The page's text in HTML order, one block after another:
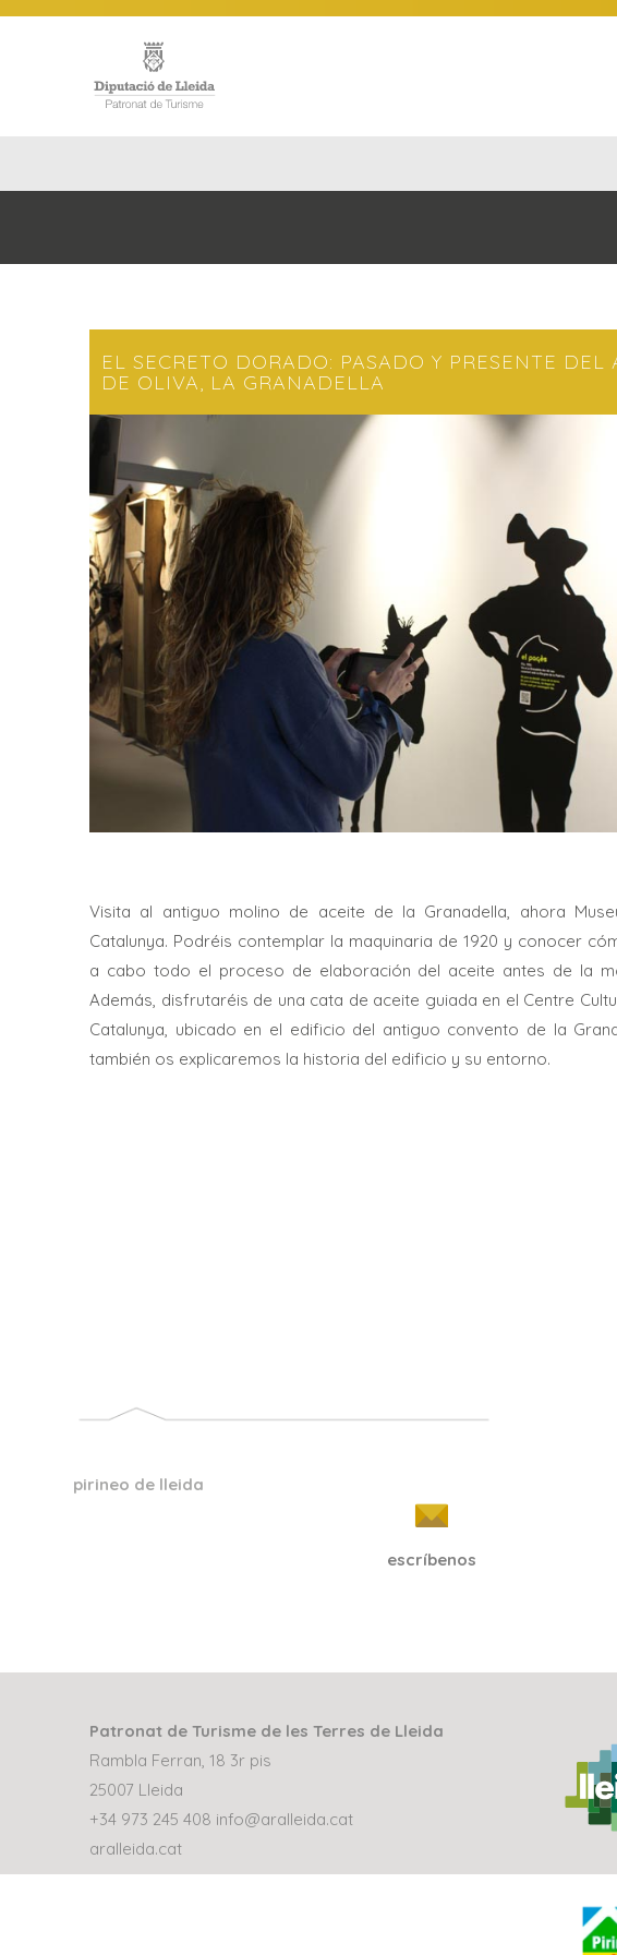
EL SECRETO DORADO: PASADO Y PRESENTE DEL
DE OLIVA, LA GRANADELLA
Visita al antiguo molino de aceite de la Granadella, ahora
Catalunya. Podréis contemplar la maquinaria de 1920 y conocer
a cabo todo el proceso de elaboración del aceite antes de la
Además, disfrutaréis de una cata de aceite guiada en el Centre
Catalunya, ubicado en el edificio del antiguo convento de la
también os explicaremos la historia del edificio y su entorno.
pirineo de lleida
escríbenos
Patronat de Turisme de les Terres de Lleida
Rambla Ferran, 18 3r pis
25007 Lleida
+34 973 245 408 info@aralleida.cat
aralleida.cat